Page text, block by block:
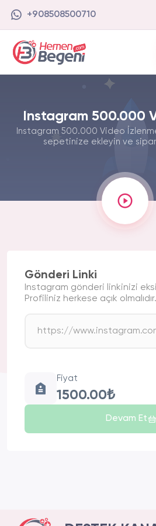
+908508500710
Instagram 500.000
Instagram 500.000 Video
sepetinize ekleyin ve
Gönderi Linki
Instagram gönderi linkinizi
Profiliniz herkese açık olmalıdır.
Fiyat
1500.00₺
Devam Et